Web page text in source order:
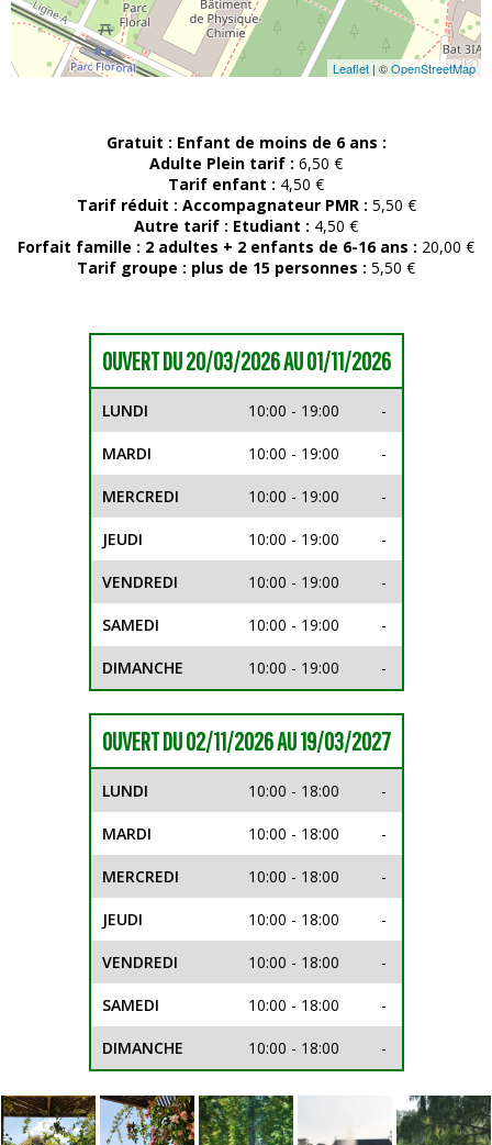
Leaflet | ©OpenStreetMap
Gratuit : Enfant de moins de 6 ans :
Adulte Plein tarif : 6,50 €
Tarif enfant : 4,50 €
Tarif réduit : Accompagnateur PMR : 5,50 €
Autre tarif : Etudiant : 4,50 €
Forfait famille : 2 adultes + 2 enfants de 6-16 ans : 20,00 €
Tarif groupe : plus de 15 personnes : 5,50 €
OUVERT DU 20/03/2026 AU 01/11/2026
LUNDI 10:00 - 19:00 -
MARDI 10:00 - 19:00 -
MERCREDI 10:00 - 19:00 -
JEUDI 10:00 - 19:00 -
VENDREDI 10:00 - 19:00 -
SAMEDI 10:00 - 19:00 -
DIMANCHE 10:00 - 19:00 -
OUVERT DU 02/11/2026 AU 19/03/2027
LUNDI 10:00 - 18:00 -
MARDI 10:00 - 18:00 -
MERCREDI 10:00 - 18:00 -
JEUDI 10:00 - 18:00 -
VENDREDI 10:00 - 18:00 -
SAMEDI 10:00 - 18:00 -
DIMANCHE 10:00 - 18:00 -